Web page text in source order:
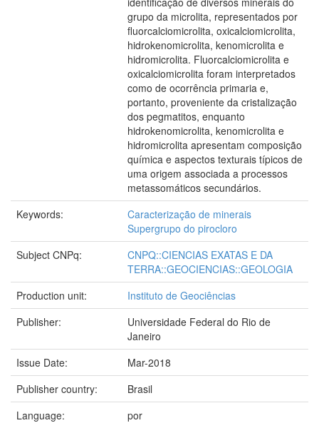
grupo da microlita, representados por
fluorcalciomicrolita, oxicalciomicrolita,
hidrokenomicrolita, kenomicrolita e
hidromicrolita. Fluorcalciomicrolita e
oxicalciomicrolita foram interpretados
como de ocorrência primaria e,
portanto, proveniente da cristalização
dos pegmatitos, enquanto
hidrokenomicrolita, kenomicrolita e
hidromicrolita apresentam composição
química e aspectos texturais típicos de
uma origem associada a processos
metassomáticos secundários.
Keywords:
Caracterização de minerais
Supergrupo do pirocloro
Subject CNPq:
CNPQ::CIENCIAS EXATAS E DA
TERRA::GEOCIENCIAS::GEOLOGIA
Production unit:
Instituto de Geociências
Publisher:
Universidade Federal do Rio de
Janeiro
Issue Date:
Mar-2018
Publisher country:
Brasil
Language:
por